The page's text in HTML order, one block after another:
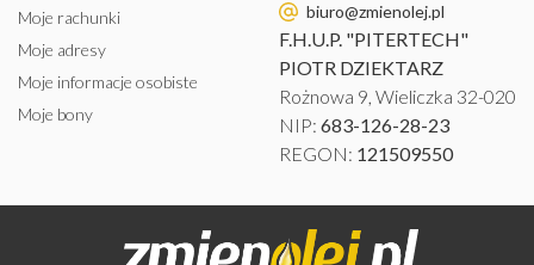
K2 CLAREN KONCENTRAT
PŁYNU DO SPRYSKIWACZY
Moje rachunki
Moje adresy
Moje informacje osobiste
Moje bony
biuro@zmienolej.pl
F.H.U.P. "PITERTECH"
PIOTR DZIEKTARZ
Rożnowa 9, Wieliczka 32-020
NIP: 683-126-28-23
REGON: 121509550